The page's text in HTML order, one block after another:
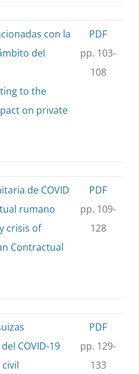
con la
del
to the
on private
PDF
pp. 103-
108
de COVID
rumano
crisis of
Contractual
PDF
pp. 109-
128
COVID-19
PDF
pp. 129-
133